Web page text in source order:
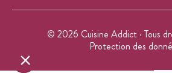
© 2026 Cuisine Addict · Tous
Protection des